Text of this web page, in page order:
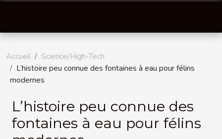
Accueil
Science/High-Tech
L’histoire peu connue des fontaines à eau pour félins
modernes
L’histoire peu connue des
fontaines à eau pour félins